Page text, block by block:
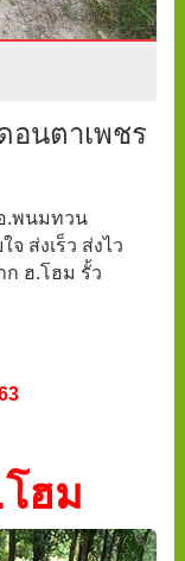
อนตาเพชร
.พนมทวน
ส่งเร็ว ส่งไว
ฮ.โฮม รั้ว
ฮม